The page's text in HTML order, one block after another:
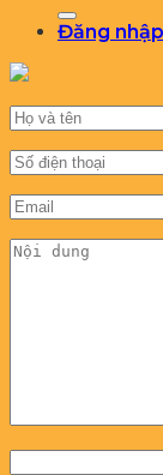
Đăng nhập